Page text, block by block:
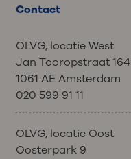
Contact
OLVG, locatie West
Jan Tooropstraat 164
1061 AE Amsterdam
020 599 91 11
OLVG, locatie Oost
Oosterpark 9